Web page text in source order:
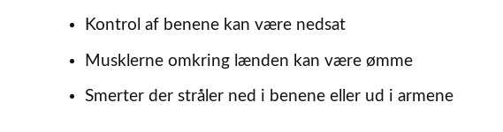
Kontrol af benene kan være nedsat
Musklerne omkring lænden kan være ømme
Smerter der stråler ned i benene eller ud i armene